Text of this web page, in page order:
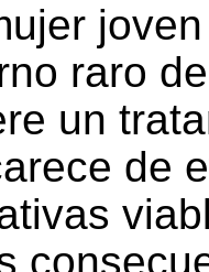
raro
un
de